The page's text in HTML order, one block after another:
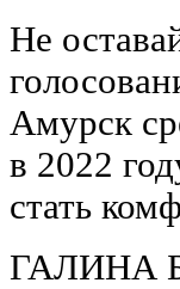
Не
Амурск
в 2022
стать
ГАЛИНА